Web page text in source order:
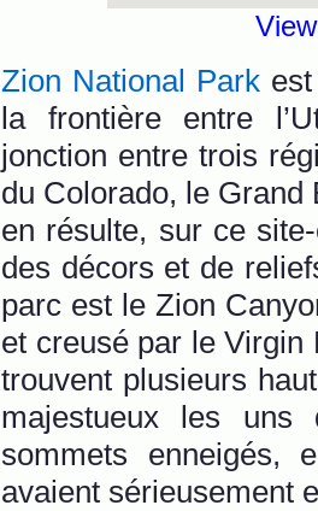
Zion National Park
la frontière entre
jonction entre trois
du Colorado, le
en résulte, sur ce
des décors et de
parc est le Zion
et creusé par le Virgin
trouvent plusieurs
majestueux les
sommets enneigés,
avaient sérieusement